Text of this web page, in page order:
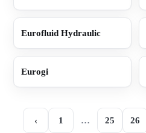
Eurofluid Hydraulic
Eurogi
‹ 1 … 25 26